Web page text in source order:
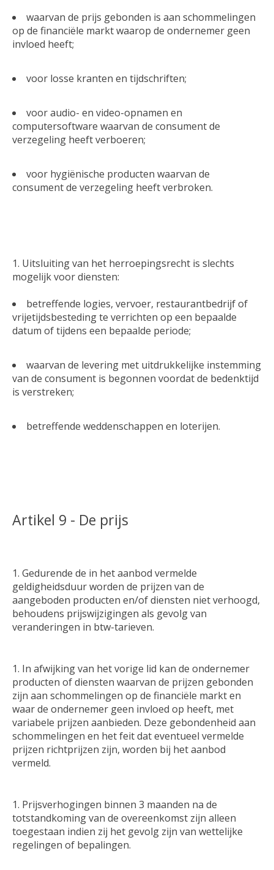
waarvan de prijs gebonden is aan schommelingen
op de financiële markt waarop de ondernemer geen
invloed heeft;
voor losse kranten en tijdschriften;
voor audio- en video-opnamen en
computersoftware waarvan de consument de
verzegeling heeft verboeren;
voor hygiënische producten waarvan de
consument de verzegeling heeft verbroken.
Uitsluiting van het herroepingsrecht is slechts
mogelijk voor diensten:
betreffende logies, vervoer, restaurantbedrijf of
vrijetijdsbesteding te verrichten op een bepaalde
datum of tijdens een bepaalde periode;
waarvan de levering met uitdrukkelijke instemming
van de consument is begonnen voordat de bedenktijd
is verstreken;
betreffende weddenschappen en loterijen.
Artikel 9 - De prijs
Gedurende de in het aanbod vermelde
geldigheidsduur worden de prijzen van de
aangeboden producten en/of diensten niet verhoogd,
behoudens prijswijzigingen als gevolg van
veranderingen in btw-tarieven.
In afwijking van het vorige lid kan de ondernemer
producten of diensten waarvan de prijzen gebonden
zijn aan schommelingen op de financiële markt en
waar de ondernemer geen invloed op heeft, met
variabele prijzen aanbieden. Deze gebondenheid aan
schommelingen en het feit dat eventueel vermelde
prijzen richtprijzen zijn, worden bij het aanbod
vermeld.
Prijsverhogingen binnen 3 maanden na de
totstandkoming van de overeenkomst zijn alleen
toegestaan indien zij het gevolg zijn van wettelijke
regelingen of bepalingen.